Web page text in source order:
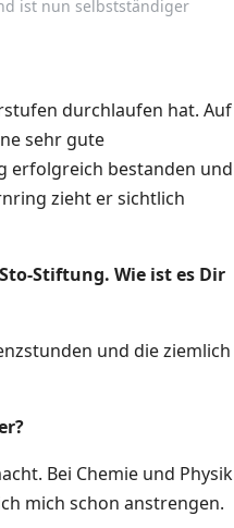
ist nun selbstständiger
durchlaufen hat. Auf
sehr gute
erfolgreich bestanden und
zieht er sichtlich
Stiftung. Wie ist es Dir
und die ziemlich
Bei Chemie und Physik
mich schon anstrengen.